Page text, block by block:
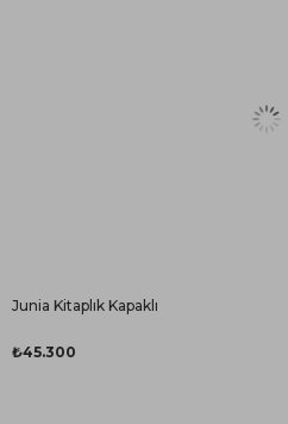
Junia Kitaplık Kapaklı
₺45.300